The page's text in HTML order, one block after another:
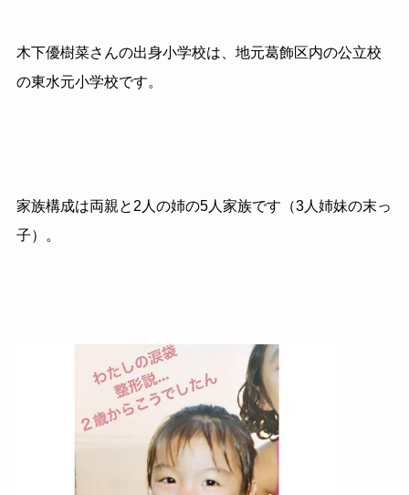
木下優樹菜さんの出身小学校は、地元葛飾区内の公立校
の東水元小学校です。
家族構成は両親と2人の姉の5人家族です（3人姉妹の末っ
子）。